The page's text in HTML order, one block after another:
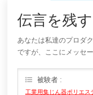
伝言を残す
あなたは私達のプロダ
ですが、ここにメッセ
被験者 :
工業用集じん器ポリエ